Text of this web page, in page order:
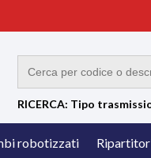
RICERCA: Tipo
robotizzati